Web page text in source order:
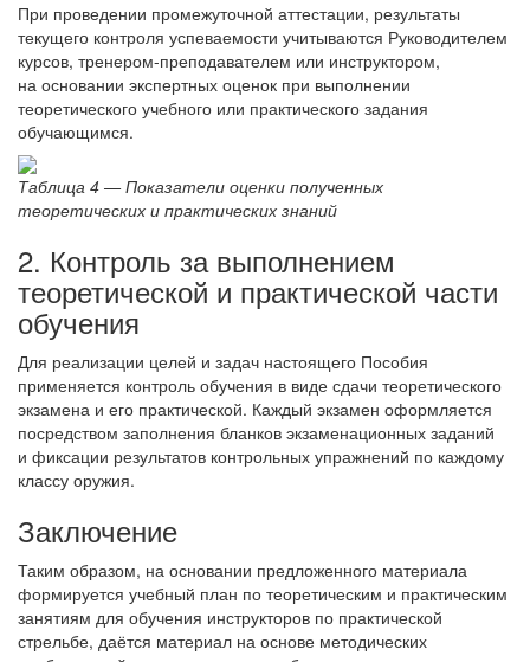
При проведении промежуточной аттестации, результаты
текущего контроля успеваемости учитываются Руководителем
курсов, тренером-преподавателем или инструктором,
на основании экспертных оценок при выполнении
теоретического учебного или практического задания
обучающимся.
Таблица 4 — Показатели оценки полученных
теоретических и практических знаний
2. Контроль за выполнением
теоретической и практической части
обучения
Для реализации целей и задач настоящего Пособия
применяется контроль обучения в виде сдачи теоретического
экзамена и его практической. Каждый экзамен оформляется
посредством заполнения бланков экзаменационных заданий
и фиксации результатов контрольных упражнений по каждому
классу оружия.
Заключение
Таким образом, на основании предложенного материала
формируется учебный план по теоретическим и практическим
занятиям для обучения инструкторов по практической
стрельбе, даётся материал на основе методических